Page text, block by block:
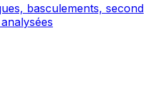
basculements, second